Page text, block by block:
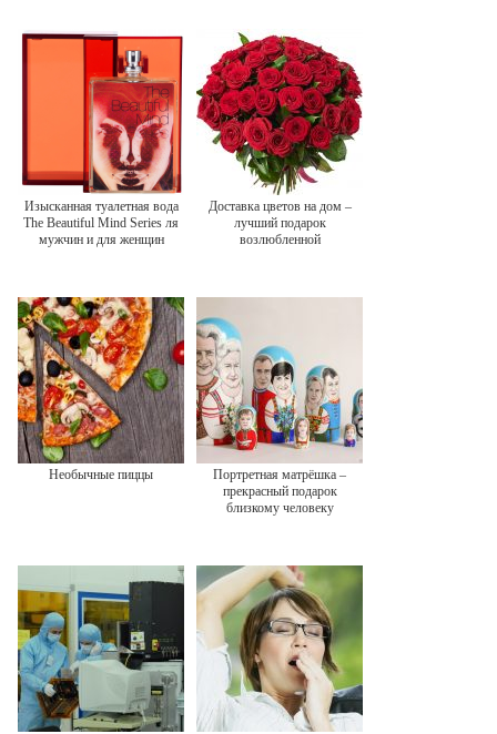
Изысканная туалетная вода
The Beautiful Mind Series ля
мужчин и для женщин
Доставка цветов на дом –
лучший подарок
возлюбленной
Необычные пиццы
Портретная матрёшка –
прекрасный подарок
близкому человеку